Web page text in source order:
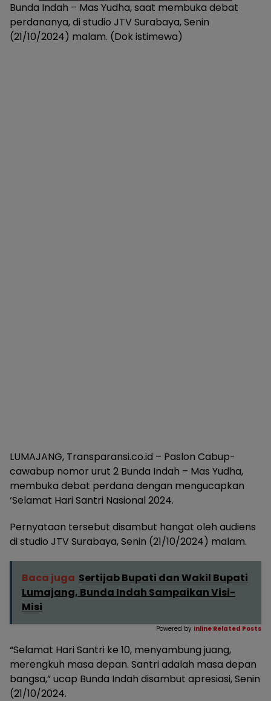
Bunda Indah – Mas Yudha, saat membuka debat
perdananya, di studio JTV Surabaya, Senin
(21/10/2024) malam. (Dok istimewa)
LUMAJANG, Transparansi.co.id – Paslon Cabup-
cawabup nomor urut 2 Bunda Indah – Mas Yudha,
membuka debat perdana dengan mengucapkan
‘Selamat Hari Santri Nasional 2024.
Pernyataan tersebut disambut hangat oleh audiens
di studio JTV Surabaya, Senin (21/10/2024) malam.
Baca juga Sertijab Bupati dan Wakil Bupati
Lumajang, Bunda Indah Sampaikan Visi-
Misi
Powered by Inline Related Posts
“Selamat Hari Santri ke 10, menyambung juang,
merengkuh masa depan. Santri adalah masa depan
bangsa,” ucap Bunda Indah disambut apresiasi, Senin
(21/10/2024.